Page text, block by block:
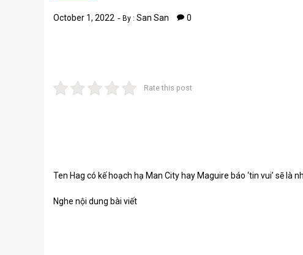
October 1, 2022 By : San San 0
Rate this post
Ten Hag có kế hoạch hạ Man City hay Maguire báo ‘tin vui’ sẽ
Nghe nội dung bài viết